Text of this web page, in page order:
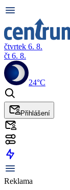
čtvrtek 6. 8.
čt 6. 8.
24°C
Přihlášení
Reklama